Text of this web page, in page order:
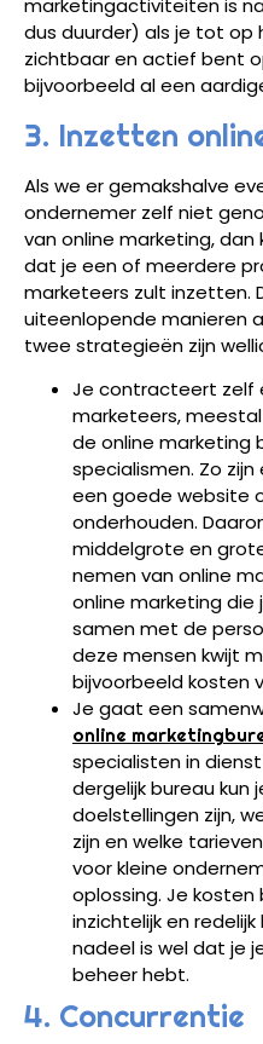
marketingactiviteiten is
dus duurder) als je tot op
zichtbaar en actief bent
bijvoorbeeld al een
3. Inzetten
Als we er gemakshalve
ondernemer zelf niet
van online marketing,
dat je een of meerdere
marketeers zult inzetten.
uiteenlopende manieren
twee strategieën zijn
Je contracteert zelf
marketeers,
de online marketing
specialismen. Zo
een goede website
onderhouden.
middelgrote en
nemen van online
online marketing
samen met de
deze mensen kwijt
bijvoorbeeld kosten
Je gaat een
online
specialisten in
dergelijk bureau kun
doelstellingen zijn,
zijn en welke
voor kleine
oplossing. Je
inzichtelijk en
nadeel is wel dat je
beheer hebt.
4. Concurrentie